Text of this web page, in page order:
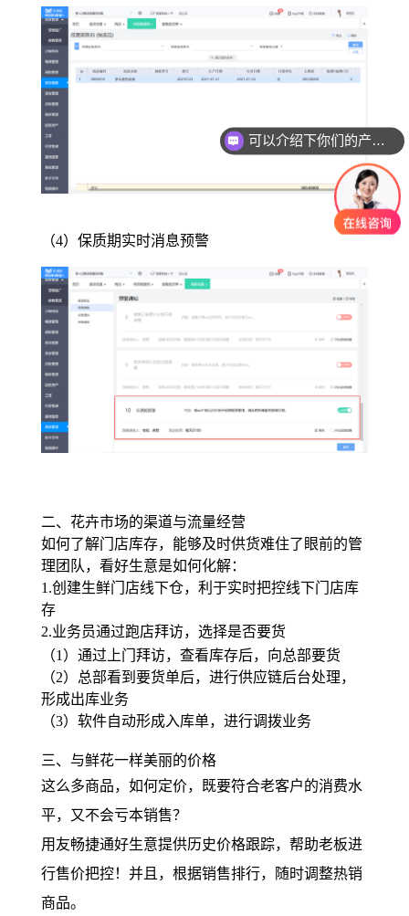
（4）保质期实时消息预警
二、花卉市场的渠道与流量经营
如何了解门店库存，能够及时供货难住了眼前的管
理团队，看好生意是如何化解：
1.创建生鲜门店线下仓，利于实时把控线下门店库
存
2.业务员通过跑店拜访，选择是否要货
（1）通过上门拜访，查看库存后，向总部要货
（2）总部看到要货单后，进行供应链后台处理，
形成出库业务
（3）软件自动形成入库单，进行调拨业务
三、与鲜花一样美丽的价格
这么多商品，如何定价，既要符合老客户的消费水
平，又不会亏本销售？
用友畅捷通好生意提供历史价格跟踪，帮助老板进
行售价把控！并且，根据销售排行，随时调整热销
商品。
可以介绍下你们的产品么？